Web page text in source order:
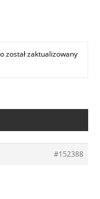
został zaktualizowany
#152388